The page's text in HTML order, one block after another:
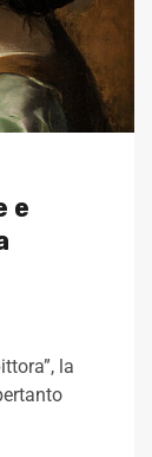
e
la